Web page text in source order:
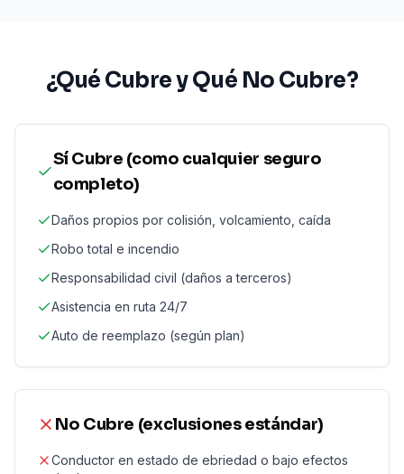
¿Qué Cubre y Qué No Cubre?
Sí Cubre (como cualquier seguro
completo)
Daños propios por colisión, volcamiento, caída
Robo total e incendio
Responsabilidad civil (daños a terceros)
Asistencia en ruta 24/7
Auto de reemplazo (según plan)
No Cubre (exclusiones estándar)
Conductor en estado de ebriedad o bajo efectos